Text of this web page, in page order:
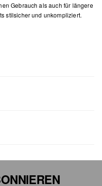
Gebrauch als auch für längere
stilsicher und unkompliziert.